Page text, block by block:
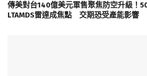
傳美對台140億美元軍售聚焦防空升級！
LTAMDS雷達成焦點 交期恐受產能影響